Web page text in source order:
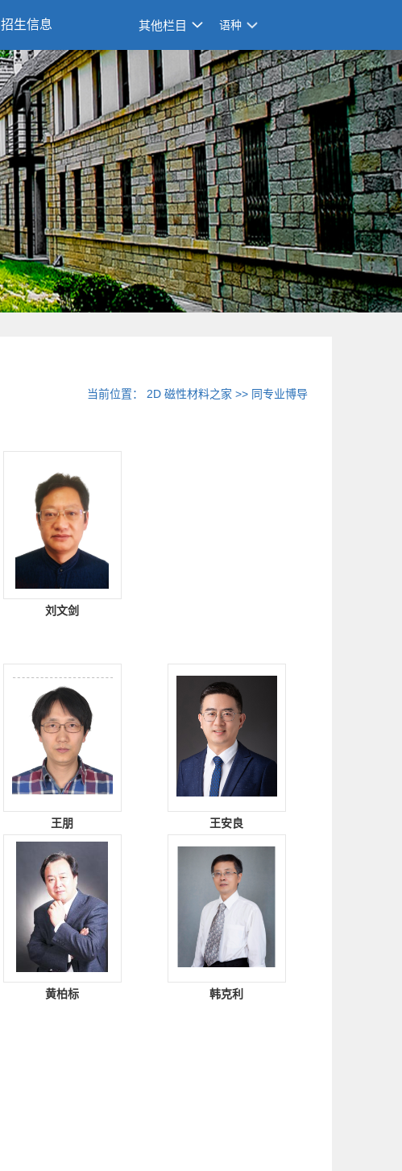
招生信息 其他栏目 语种
当前位置： 2D 磁性材料之家 >> 同专业博导
刘文剑
王朋 王安良
黄柏标 韩克利